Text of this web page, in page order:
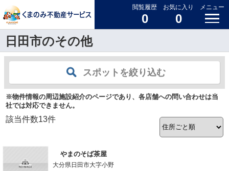
閲覧履歴
0
お気に入り
0
メニュー
日田市のその他
スポットを絞り込む
※物件情報の周辺施設紹介のページであり、各店舗への問い合わせは当
社では対応できません。
該当件数13件
やまのそば茶屋
大分県日田市大字小野